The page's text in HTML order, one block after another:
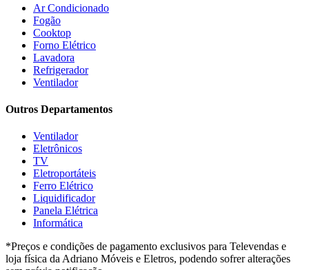
Gree(3)
Henn
Hisense
Hot Sat
HP
JB BECHARA
Kaiki Móveis
KAMABEL
kasper
Kaza
Leifer
Lenoxx
Level(3)
LG(8)
Ar Condicionado
Fogão
Cooktop
Forno Elétrico
Lavadora
Refrigerador
Ventilador
Outros Departamentos
Ventilador
Eletrônicos
TV
Eletroportáteis
Ferro Elétrico
Liquidificador
Panela Elétrica
Informática
*Preços e condições de pagamento exclusivos para Televendas e
loja física da Adriano Móveis e Eletros, podendo sofrer alterações